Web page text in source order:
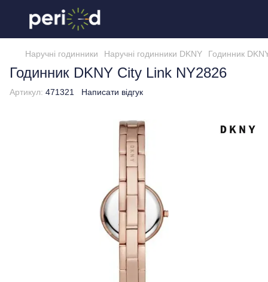
Наручні годинники Наручні годинники DKNY Годинник
Годинник DKNY City Link NY2826
Артикул: 471321 Написати відгук